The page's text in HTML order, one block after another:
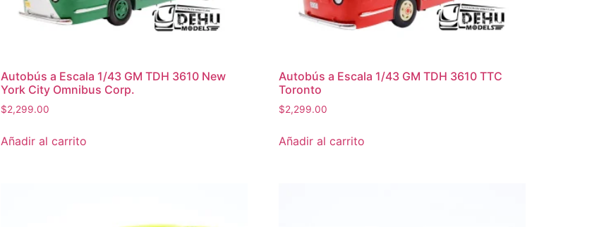
Autobús a Escala 1/43 GM TDH 3610 New
York City Omnibus Corp.
$2,299.00
Añadir al carrito
Autobús a Escala 1/43 GM TDH 3610 TTC
Toronto
$2,299.00
Añadir al carrito